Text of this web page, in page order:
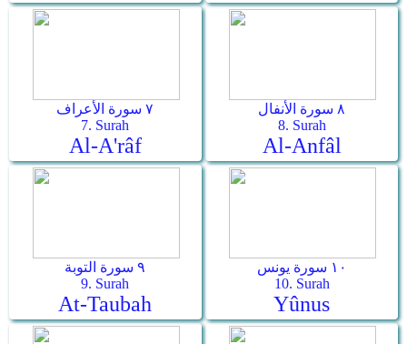
٧ سورة الأعراف
7. Surah
Al-A'râf
٨ سورة الأنفال
8. Surah
Al-Anfâl
٩ سورة التوبة
9. Surah
At-Taubah
١٠ سورة يونس
10. Surah
Yûnus